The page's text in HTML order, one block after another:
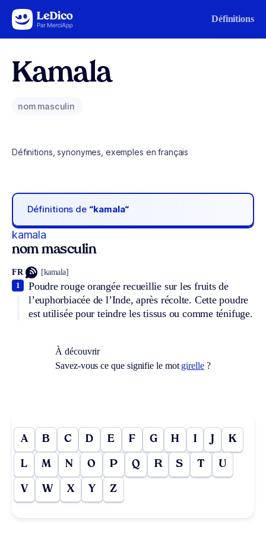
Aller au contenu Définitions
Kamala
nom masculin
Définitions, synonymes, exemples en français
Définitions de “kamala“
kamala
nom masculin
FR [kamala]
Poudre rouge orangée recueillie sur les fruits de
l’euphorbiacée de l’Inde, après récolte. Cette poudre
est utilisée pour teindre les tissus ou comme ténifuge.
1
À découvrir
Savez-vous ce que signifie le mot girelle?
A B C D E F G H I J K
L M N O P Q R S T U
V W X Y Z